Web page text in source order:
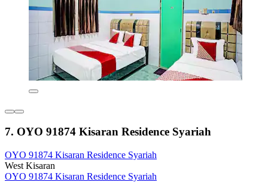
7. OYO 91874 Kisaran Residence Syariah
OYO 91874 Kisaran Residence Syariah
West Kisaran
OYO 91874 Kisaran Residence Syariah